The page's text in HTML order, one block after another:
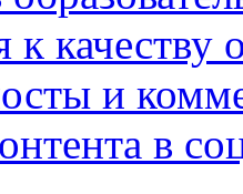
к качеству
и
в